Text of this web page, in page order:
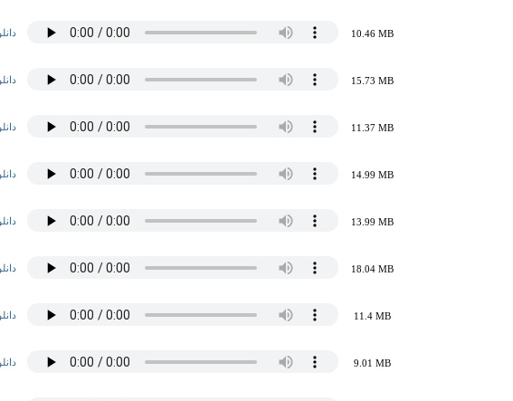
10.46 MB
15.73 MB
11.37 MB
14.99 MB
13.99 MB
18.04 MB
11.4 MB
9.01 MB